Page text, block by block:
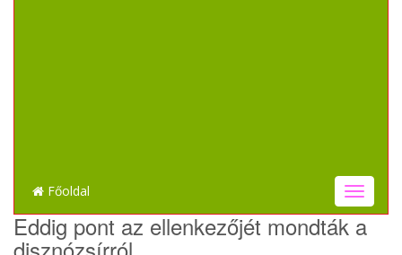
Főoldal
T
o
g
Eddig pont az ellenkezőjét mondták a